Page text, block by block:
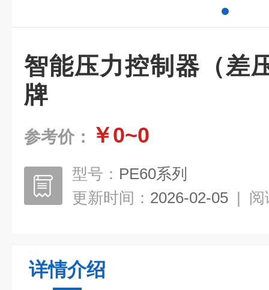
智能压力控制器（差
牌
参考价： ￥0~0
型号： PE60系列
更新时间： 2026-02-05 | 阅
详情介绍